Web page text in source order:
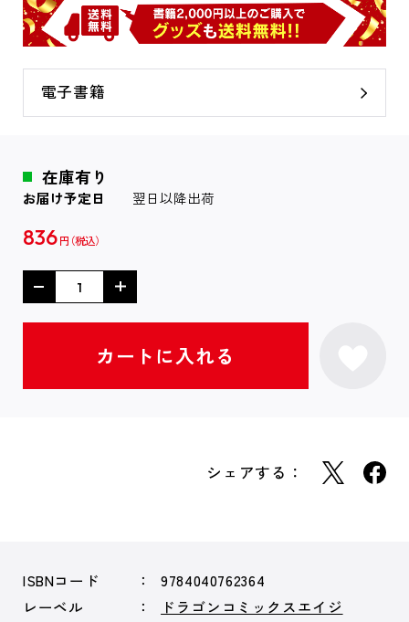
電子書籍
在庫有り
お届け予定日 翌日以降出荷
836 円
シェアする：
ISBNコード
9784040762364
レーベル
ドラゴンコミックスエイジ